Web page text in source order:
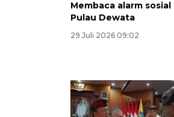
Membaca alarm sosial
Pulau Dewata
29 Juli 2026 09:02